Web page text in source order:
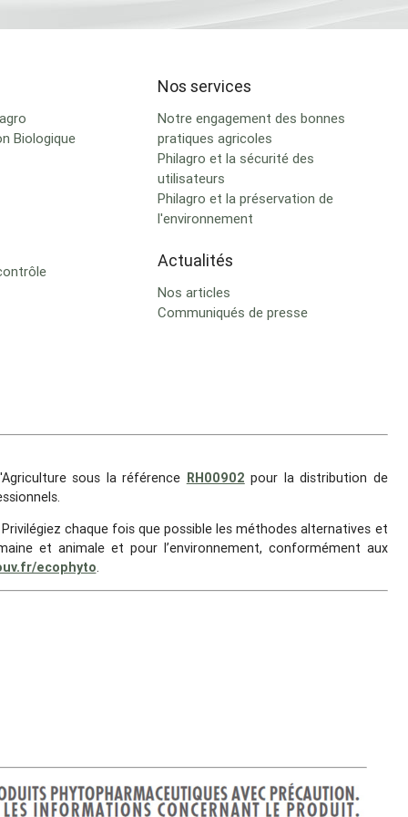
Biologique
Nos services
Notre engagement des bonnes
pratiques agricoles
Philagro et la sécurité des
utilisateurs
Philagro et la préservation de
l'environnement
Actualités
Nos articles
Communiqués de presse
sous la référence RH00902 pour la distribution de
chaque fois que possible les méthodes alternatives et
et animale et pour l’environnement, conformément aux
ecophyto.